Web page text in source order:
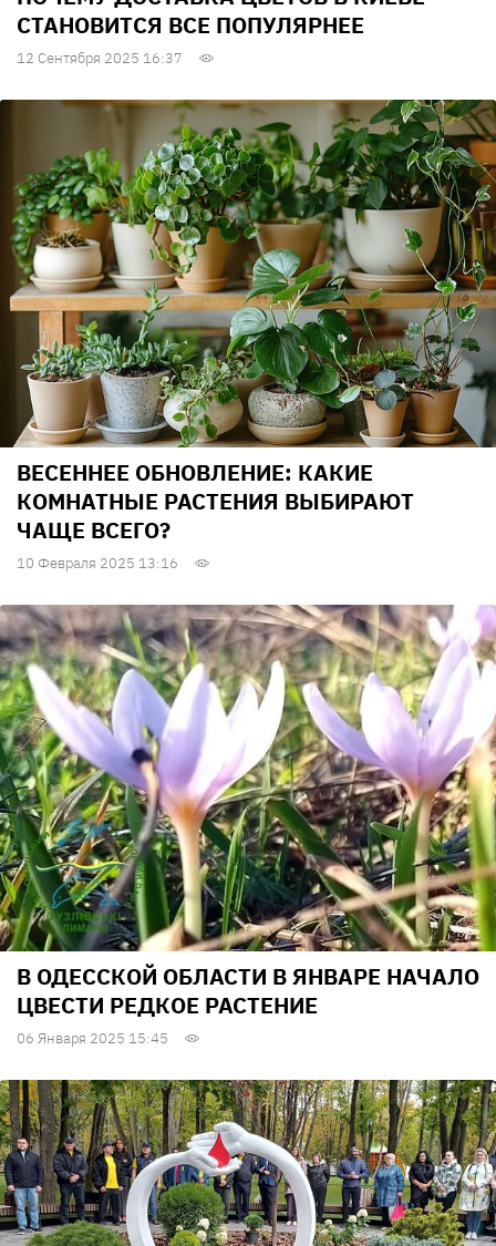
СТАНОВИТСЯ ВСЕ ПОПУЛЯРНЕЕ
12 Сентября 2025 16:37
ВЕСЕННЕЕ ОБНОВЛЕНИЕ: КАКИЕ
КОМНАТНЫЕ РАСТЕНИЯ ВЫБИРАЮТ
ЧАЩЕ ВСЕГО?
10 Февраля 2025 13:16
В ОДЕССКОЙ ОБЛАСТИ В ЯНВАРЕ НАЧАЛО
ЦВЕСТИ РЕДКОЕ РАСТЕНИЕ
06 Января 2025 15:45